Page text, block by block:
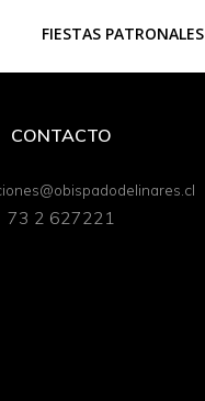
FIESTAS PATRONALES
CONTACTO
73 2 627221